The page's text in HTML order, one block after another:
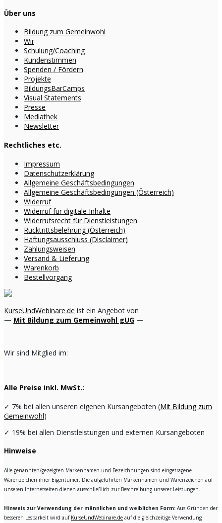
Über uns
Bildung zum Gemeinwohl
Wir
Schulung/Coaching
Kundenstimmen
Spenden / Fördern
Projekte
BildungsBarCamps
Visual Statements
Presse
Mediathek
Newsletter
Rechtliches etc.
Impressum
Datenschutzerklärung
Allgemeine Geschäftsbedingungen
Allgemeine Geschäftsbedingungen (Österreich)
Widerruf
Widerruf für digitale Inhalte
Widerrufsrecht für Dienstleistungen
Rücktrittsbelehrung (Österreich)
Haftungsausschluss (Disclaimer)
Zahlungsweisen
Versand & Lieferung
Warenkorb
Bestellvorgang
KurseUndWebinare.de ist ein Angebot von
— Mit Bildung zum Gemeinwohl gUG —
Wir sind Mitglied im:
Alle Preise inkl. MwSt.:
✓ 7% bei allen unseren eigenen Kursangeboten (Mit Bildung zum
Gemeinwohl)
✓ 19% bei allen Dienstleistungen und externen Kursangeboten
Hinweise
Alle genannten/gezeigten Markennamen und Bezeichnungen sind eingetragene
Warenzeichen ihrer Eigentümer. Die aufgeführten Markennamen und Warenzeichen auf
unseren Internetseiten dienen ausschließlich zur Beschreibung unserer Leistungen.
Hinweis zur Verwendung der männlichen und weiblichen Form: Aus Gründen der
besseren Lesbarkeit wird auf KurseUndWebinare.de auf die gleichzeitige Verwendung